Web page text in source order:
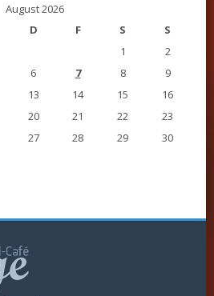
August 2026
D F S
S
1
2
6 7 8
9
13 14 15
16
20 21 22
23
27 28 29
30